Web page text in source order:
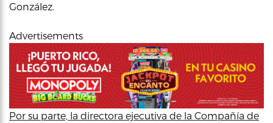
González.
Advertisements
Por su parte, la directora ejecutiva de la Compañía de